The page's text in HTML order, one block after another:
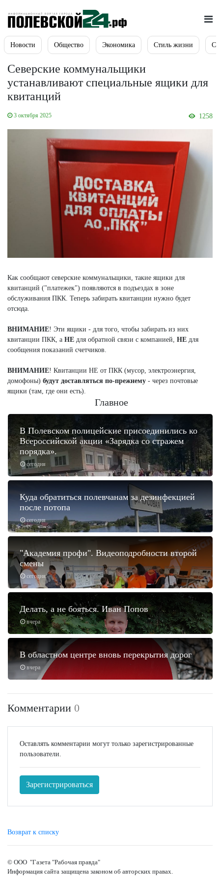
Новости Общество Экономика Стиль жизни
Северские коммунальщики
устанавливают специальные ящики для
квитанций
3 октября 2025 1258
Как сообщают северские коммунальщики, такие ящики для
квитанций ("платежек") появляются в подъездах в зоне
обслуживания ПКК. Теперь забирать квитанции нужно будет
отсюда.
ВНИМАНИЕ! Эти ящики - для того, чтобы забирать из них
квитанции ПКК, а НЕ для обратной связи с компанией, НЕ для
сообщения показаний счетчиков.
ВНИМАНИЕ! Квитанции НЕ от ПКК (мусор, электроэнергия,
домофоны) будут доставляться по-прежнему - через почтовые
ящики (там, где они есть).
Главное
сегодня
В Полевском полицейские присоединились ко
Всероссийской акции «Зарядка со стражем
порядка».
сегодня
Куда обратиться полевчанам за дезинфекцией
после потопа
сегодня
"Академия профи". Видеоподробности второй
смены
вчера
Делать, а не бояться. Иван Попов
вчера
В областном центре вновь перекрытия дорог
Комментарии 0
Оставлять комментарии могут только зарегистрированные
пользователи.
Зарегистрироваться
Возврат к списку
© ООО "Газета "Рабочая правда"
Информация сайта защищена законом об авторских правах.